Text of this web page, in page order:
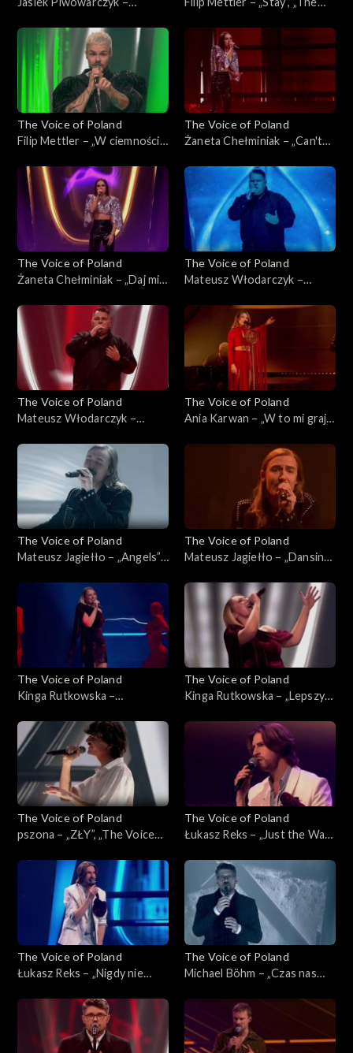
Poland”, Live 3, 22 listopada
2025
listopada 2025
The Voice of Poland
Filip Mettler – „W ciemności”,
22 listopada 2025
The Voice of Poland
Żaneta Chełminiak – „Can't
„The Voice of Poland”, Live 3,
22 listopada 2025
The Voice of Poland
Żaneta Chełminiak – „Daj mi
Poland”, Live 3, 22 listopada
2025
The Voice of Poland
Mateusz Włodarczyk –
„The Voice of Poland”, Live 3,
22 listopada 2025
The Voice of Poland
Mateusz Włodarczyk –
Poland”, Live 3, 22 listopada
The Voice of Poland
Ania Karwan – „W to mi graj”,
22 listopada 2025
The Voice of Poland
Mateusz Jagiełło – „Angels”,
22 listopada 2025
The Voice of Poland
Mateusz Jagiełło – „Dansing”,
22 listopada 2025
The Voice of Poland
Kinga Rutkowska –
Poland”, Live 3, 22 listopada
2025
The Voice of Poland
Kinga Rutkowska – „Lepszy
Live 3, 22 listopada 2025
The Voice of Poland
pszona – „ZŁY”, „The Voice
listopada 2025
The Voice of Poland
Łukasz Reks – „Just the Way
Poland”, Live 3, 22 listopada
2025
The Voice of Poland
Łukasz Reks – „Nigdy nie
Poland”, Live 3, 22 listopada
The Voice of Poland
Michael Böhm – „Czas nas
Poland”, Live 3, 22 listopada
2025